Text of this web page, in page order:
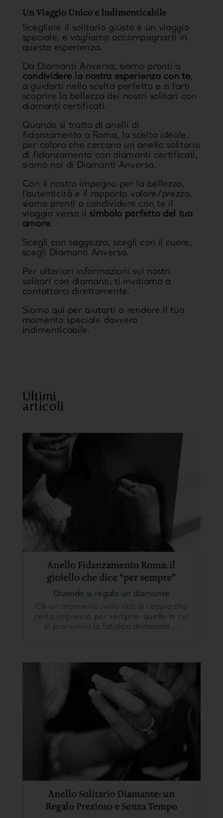
Un Viaggio Unico e Indimenticabile
Scegliere il solitario giusto è un viaggio
speciale, e vogliamo accompagnarti in
questa esperienza.
Da Diamanti Anversa, siamo pronti a
condividere la nostra esperienza con te,
a guidarti nella scelta perfetta e a farti
scoprire la bellezza dei nostri solitari con
diamanti certificati.
Quando si tratta di anelli di
fidanzamento a Roma, la scelta ideale,
per coloro che cercano un anello solitario
di fidanzamento con diamanti certificati,
siamo noi di Diamanti Anversa.
Con il nostro impegno per la bellezza,
l’autenticità e il rapporto valore/prezzo,
siamo pronti a condividere con te il
viaggio verso il simbolo perfetto del tuo
amore.
Scegli con saggezza, scegli con il cuore,
scegli Diamanti Anversa.
Per ulteriori informazioni sui nostri
solitari con diamanti, ti invitiamo a
contattarci direttamente.
Siamo qui per aiutarti a rendere il tuo
momento speciale davvero
indimenticabile.
Ultimi
articoli
Anello Fidanzamento Roma: il
gioiello che dice “per sempre”
Quando si regala un diamante
C’è un momento nella vita di coppia che
resta impresso per sempre: quello in cui
si pronuncia la fatidica domanda....
Anello Solitario Diamante: un
Regalo Prezioso e Senza Tempo